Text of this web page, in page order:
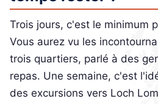
Trois jours, c'est le minimum
Vous aurez vu les
trois quartiers, parlé à des
repas. Une semaine, c'est
des excursions vers Loch